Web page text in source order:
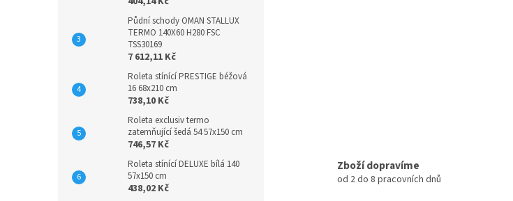
Půdní schody OMAN STALLUX
TERMO 140X60 H280 FSC
TSS30169
7 612,11 Kč
Roleta stínící PRESTIGE béžová
16 68x210 cm
738,10 Kč
Roleta exclusiv termo
zatemňující šedá 54 57x150 cm
746,57 Kč
Roleta stínící DELUXE bílá 140
57x150 cm
438,02 Kč
Zboží dopravíme
od 2 do 8 pracovních dnů